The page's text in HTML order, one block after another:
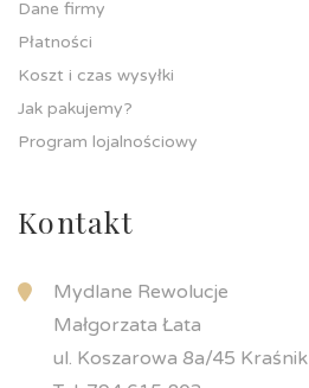
Dane firmy
Płatności
Koszt i czas wysyłki
Jak pakujemy?
Program lojalnościowy
Kontakt
Mydlane Rewolucje
Małgorzata Łata
ul. Koszarowa 8a/45 Kraśnik